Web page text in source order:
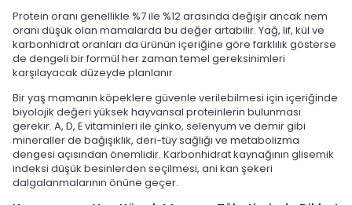
Protein oranı genellikle %7 ile %12 arasında değişir ancak nem
oranı düşük olan mamalarda bu değer artabilir. Yağ, lif, kül ve
karbonhidrat oranları da ürünün içeriğine göre farklılık gösterse
de dengeli bir formül her zaman temel gereksinimleri
karşılayacak düzeyde planlanır.
Bir yaş mamanın köpeklere güvenle verilebilmesi için içeriğinde
biyolojik değeri yüksek hayvansal proteinlerin bulunması
gerekir. A, D, E vitaminleri ile çinko, selenyum ve demir gibi
mineraller de bağışıklık, deri-tüy sağlığı ve metabolizma
dengesi açısından önemlidir. Karbonhidrat kaynağının glisemik
indeksi düşük besinlerden seçilmesi, ani kan şekeri
dalgalanmalarının önüne geçer.